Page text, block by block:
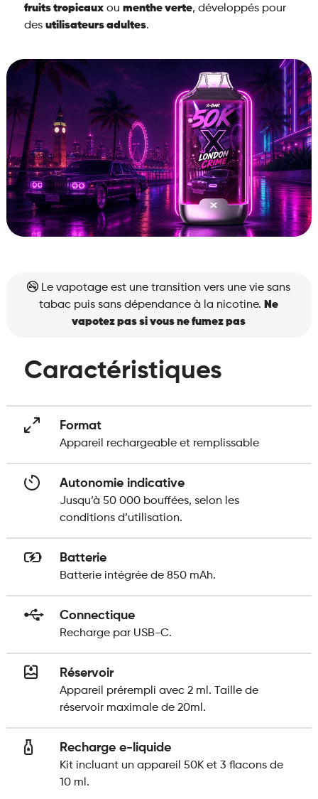
fruits tropicauxou menthe verte, développés pour
des utilisateurs adultes.
Le vapotage est une transition vers une vie sans
tabac puis sans dépendance à la nicotine. Ne
vapotez pas si vous ne fumez pas
Caractéristiques
Format
Appareil rechargeable et remplissable
Autonomie indicative
Jusqu’à 50 000 bouffées, selon les
conditions d’utilisation.
Batterie
Batterie intégrée de 850 mAh.
Connectique
Recharge par USB-C.
Réservoir
Appareil prérempli avec 2 ml. Taille de
réservoir maximale de 20ml.
Recharge e-liquide
Kit incluant un appareil 50K et 3 flacons de
10 ml.